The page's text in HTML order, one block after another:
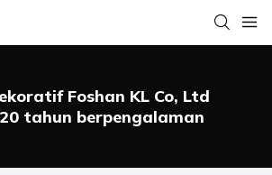
Foshan KL Co, Ltd
tahun berpengalaman